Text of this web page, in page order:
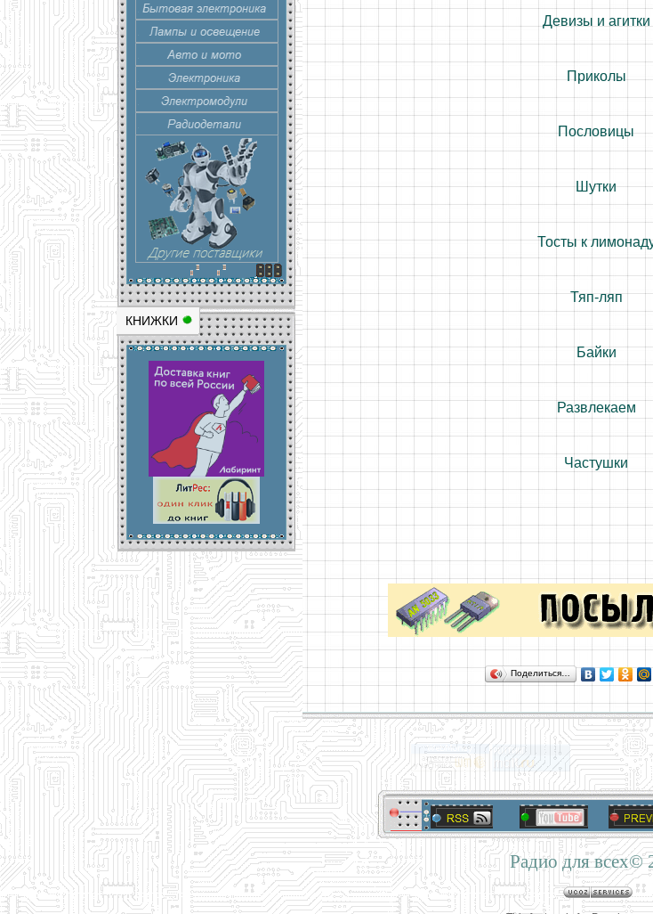
КНИЖКИ
Девизы и агитки
Приколы
Пословицы
Шутки
Тосты к
Тяп-ляп
Байки
Развлекаем
Частушки
Поделиться…
Радио для всех©